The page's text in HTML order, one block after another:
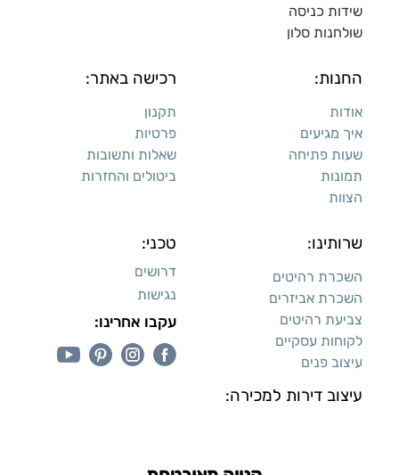
שידות כניסה
שולחנות סלון
החנות:
אודות
איך מגיעים
שעות פתיחה
תמונות
הצוות
רכישה באתר:
תקנון
פרטיות
שאלות ותשובות
ביטולים והחזרות
שרותינו:
השכרת רהיטים
השכרת אביזרים
צביעת רהיטים
לקוחות עסקיים
עיצוב פנים
עיצוב דירות למכירה:
טכני:
דרושים
נגישות
עקבו אחרינו: